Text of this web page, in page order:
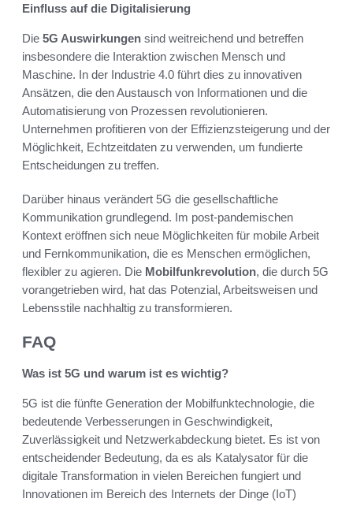
Einfluss auf die Digitalisierung
Die 5G Auswirkungen sind weitreichend und betreffen
insbesondere die Interaktion zwischen Mensch und
Maschine. In der Industrie 4.0 führt dies zu innovativen
Ansätzen, die den Austausch von Informationen und die
Automatisierung von Prozessen revolutionieren.
Unternehmen profitieren von der Effizienzsteigerung und der
Möglichkeit, Echtzeitdaten zu verwenden, um fundierte
Entscheidungen zu treffen.
Darüber hinaus verändert 5G die gesellschaftliche
Kommunikation grundlegend. Im post-pandemischen
Kontext eröffnen sich neue Möglichkeiten für mobile Arbeit
und Fernkommunikation, die es Menschen ermöglichen,
flexibler zu agieren. Die Mobilfunkrevolution, die durch 5G
vorangetrieben wird, hat das Potenzial, Arbeitsweisen und
Lebensstile nachhaltig zu transformieren.
FAQ
Was ist 5G und warum ist es wichtig?
5G ist die fünfte Generation der Mobilfunktechnologie, die
bedeutende Verbesserungen in Geschwindigkeit,
Zuverlässigkeit und Netzwerkabdeckung bietet. Es ist von
entscheidender Bedeutung, da es als Katalysator für die
digitale Transformation in vielen Bereichen fungiert und
Innovationen im Bereich des Internets der Dinge (IoT)